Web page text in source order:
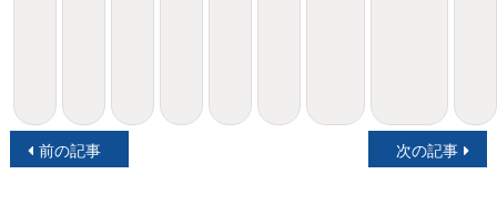
投前の記事 次の記事